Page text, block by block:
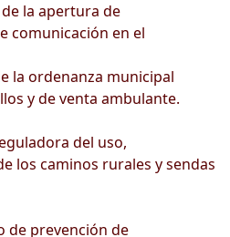
la apertura de
comunicación en el
la ordenanza municipal
y de venta ambulante.
del uso,
los caminos rurales y sendas
de prevención de